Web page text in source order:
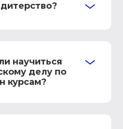
научиться
делу по
курсам?